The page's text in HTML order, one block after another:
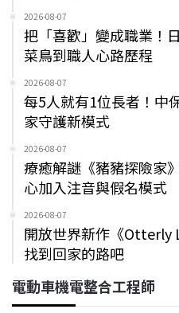
2026-08-07
把「喜歡」變成職業！
菜鳥到職人心路歷程
2026-08-07
每5人就有1位長者！中
家守護新模式
2026-08-07
療癒解謎《豬豬探險家
心加入注音與假名模式
2026-08-07
開放世界新作《Otterly
找到回家的路吧
電動車機電整合工程師